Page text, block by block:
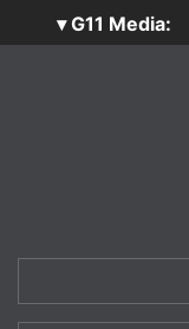
▾ G11 Media:
SecurityOpenLab